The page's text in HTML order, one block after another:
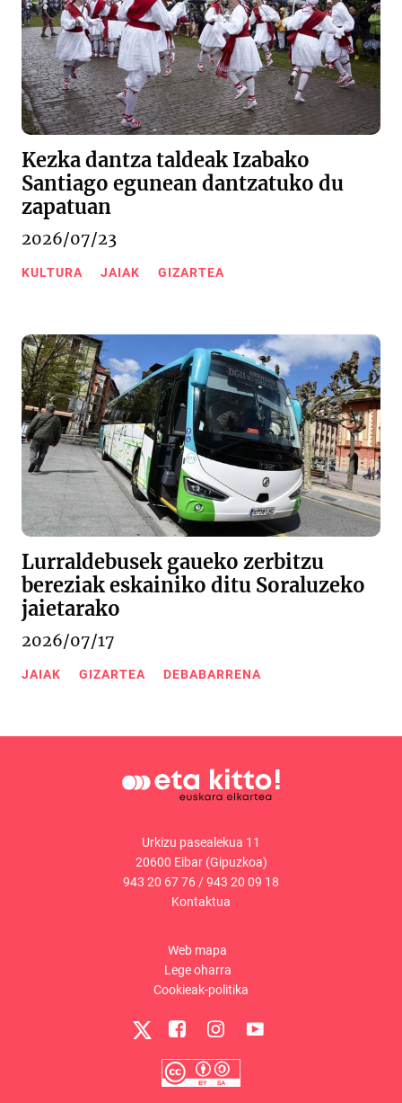
Kezka dantza taldeak Izabako
Santiago egunean dantzatuko du
zapatuan
2026/07/23
KULTURA JAIAK GIZARTEA
Lurraldebusek gaueko zerbitzu
bereziak eskainiko ditu Soraluzeko
jaietarako
2026/07/17
JAIAK GIZARTEA DEBABARRENA
Urkizu pasealekua 11
20600 Eibar (Gipuzkoa)
943 20 67 76 /943 20 09 18
Kontaktua
Web mapa
Lege oharra
Cookieak-politika